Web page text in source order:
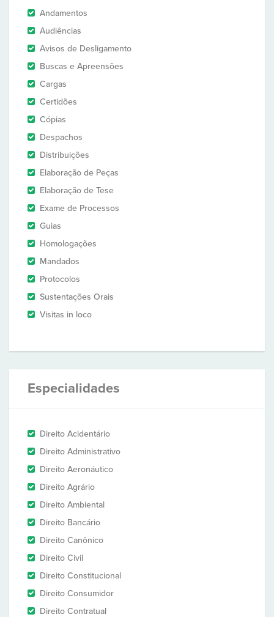
Andamentos
Audiências
Avisos de Desligamento
Buscas e Apreensões
Cargas
Certidões
Cópias
Despachos
Distribuições
Elaboração de Peças
Elaboração de Tese
Exame de Processos
Guias
Homologações
Mandados
Protocolos
Sustentações Orais
Visitas in loco
Especialidades
Direito Acidentário
Direito Administrativo
Direito Aeronáutico
Direito Agrário
Direito Ambiental
Direito Bancário
Direito Canônico
Direito Civil
Direito Constitucional
Direito Consumidor
Direito Contratual